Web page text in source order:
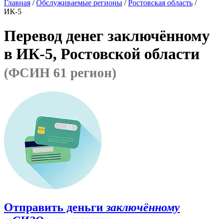
Главная /Обслуживаемые регионы /Ростовская область /
ИК-5
Перевод денег заключённому
в ИК-5, Ростовской области
(ФСИН 61 регион)
Отправить деньги заключённому